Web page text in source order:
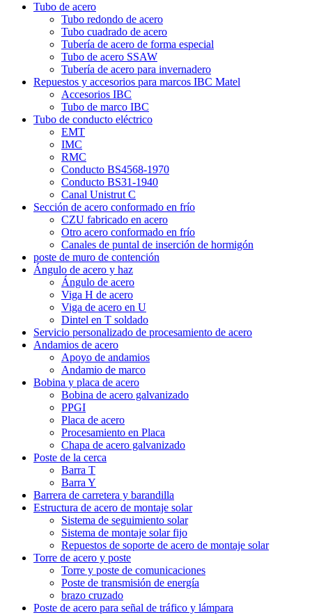
Tubo de acero
Tubo redondo de acero
Tubo cuadrado de acero
Tubería de acero de forma especial
Tubo de acero SSAW
Tubería de acero para invernadero
Repuestos y accesorios para marcos IBC Matel
Accesorios IBC
Tubo de marco IBC
Tubo de conducto eléctrico
EMT
IMC
RMC
Conducto BS4568-1970
Conducto BS31-1940
Canal Unistrut C
Sección de acero conformado en frío
CZU fabricado en acero
Otro acero conformado en frío
Canales de puntal de inserción de hormigón
poste de muro de contención
Ángulo de acero y haz
Ángulo de acero
Viga H de acero
Viga de acero en U
Dintel en T soldado
Servicio personalizado de procesamiento de acero
Andamios de acero
Apoyo de andamios
Andamio de marco
Bobina y placa de acero
Bobina de acero galvanizado
PPGI
Placa de acero
Procesamiento en Placa
Chapa de acero galvanizado
Poste de la cerca
Barra T
Barra Y
Barrera de carretera y barandilla
Estructura de acero de montaje solar
Sistema de seguimiento solar
Sistema de montaje solar fijo
Repuestos de soporte de acero de montaje solar
Torre de acero y poste
Torre y poste de comunicaciones
Poste de transmisión de energía
brazo cruzado
Poste de acero para señal de tráfico y lámpara